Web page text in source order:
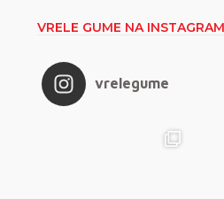
VRELE GUME NA
vrelegume